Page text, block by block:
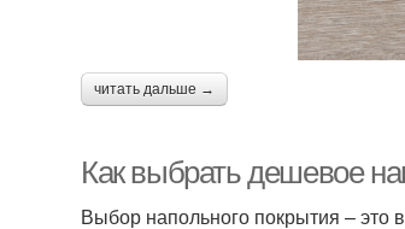
читать дальше →
Как выбрать дешевое
Выбор напольного покрытия – это